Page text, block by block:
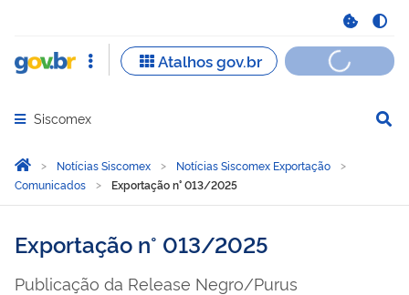
Abrir menu principal de navegação
Siscomex
Você está aqui:
Página Inicial
Notícias Siscomex
Notícias Siscomex Exportação
Comunicados
Exportação n° 013/2025
Exportação n° 013/2025
Publicação da Release Negro/Purus